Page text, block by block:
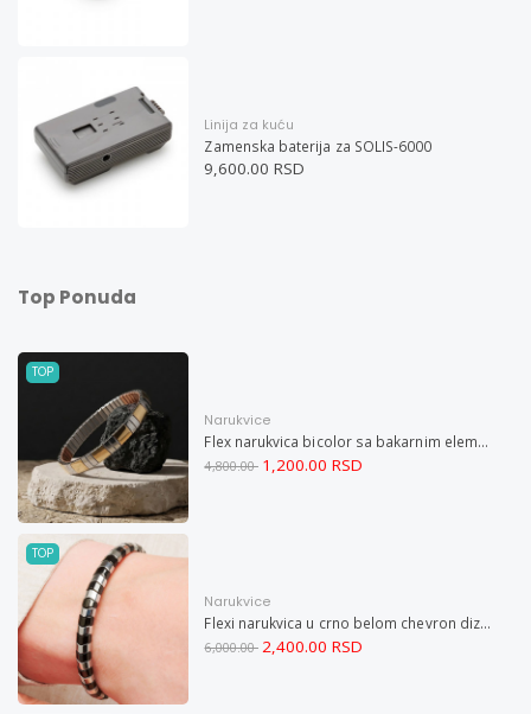
Linija za kuću
Zamenska baterija za SOLIS-6000
9,600.00 RSD
Top Ponuda
TOP
Narukvice
Flex narukvica bicolor sa bakarnim elementima XL
4,800.00 1,200.00 RSD
TOP
Narukvice
Flexi narukvica u crno belom chevron dizajnu M
6,000.00 2,400.00 RSD